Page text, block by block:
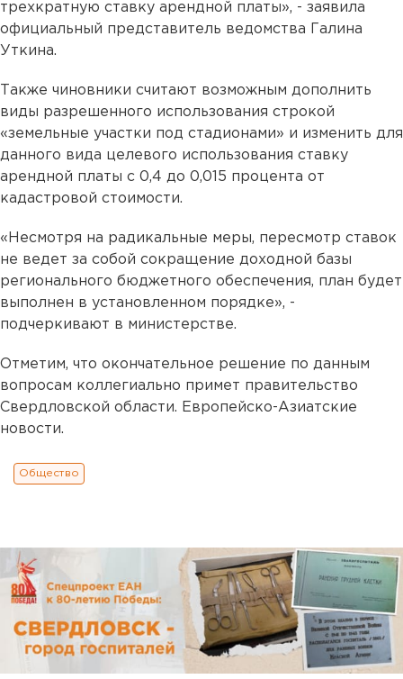
трехкратную ставку арендной платы», - заявила
официальный представитель ведомства Галина
Уткина.
Также чиновники считают возможным дополнить
виды разрешенного использования строкой
«земельные участки под стадионами» и изменить для
данного вида целевого использования ставку
арендной платы с 0,4 до 0,015 процента от
кадастровой стоимости.
«Несмотря на радикальные меры, пересмотр ставок
не ведет за собой сокращение доходной базы
регионального бюджетного обеспечения, план будет
выполнен в установленном порядке», -
подчеркивают в министерстве.
Отметим, что окончательное решение по данным
вопросам коллегиально примет правительство
Свердловской области. Европейско-Азиатские
новости.
Общество